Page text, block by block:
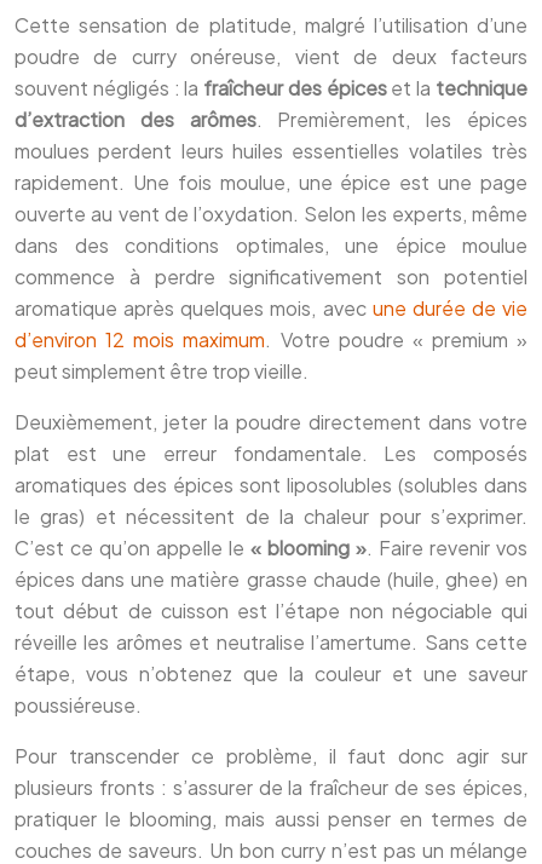
Cette sensation de platitude, malgré l’utilisation d’une
poudre de curry onéreuse, vient de deux facteurs
souvent négligés : la fraîcheur des épiceset la technique
d’extraction des arômes. Premièrement, les épices
moulues perdent leurs huiles essentielles volatiles très
rapidement. Une fois moulue, une épice est une page
ouverte au vent de l’oxydation. Selon les experts, même
dans des conditions optimales, une épice moulue
commence à perdre significativement son potentiel
aromatique après quelques mois, avec une durée de vie
d’environ 12 mois maximum. Votre poudre « premium »
peut simplement être trop vieille.
Deuxièmement, jeter la poudre directement dans votre
plat est une erreur fondamentale. Les composés
aromatiques des épices sont liposolubles (solubles dans
le gras) et nécessitent de la chaleur pour s’exprimer.
C’est ce qu’on appelle le « blooming ». Faire revenir vos
épices dans une matière grasse chaude (huile, ghee) en
tout début de cuisson est l’étape non négociable qui
réveille les arômes et neutralise l’amertume. Sans cette
étape, vous n’obtenez que la couleur et une saveur
poussiéreuse.
Pour transcender ce problème, il faut donc agir sur
plusieurs fronts : s’assurer de la fraîcheur de ses épices,
pratiquer le blooming, mais aussi penser en termes de
couches de saveurs. Un bon curry n’est pas un mélange